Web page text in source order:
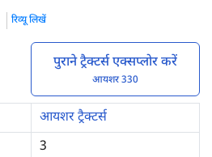
रिव्यू लिखें
पुराने ट्रैक्टर्स एक्सप्लोर करें
आयशर 330
आयशर ट्रैक्टर्स
3